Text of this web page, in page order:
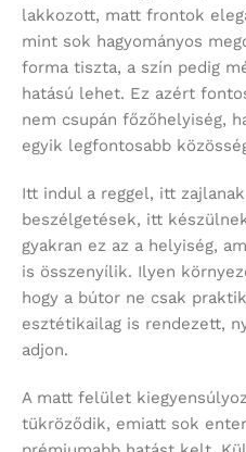
lakkozott, matt frontok
mint sok hagyományos
forma tiszta, a szín pedig
hatású lehet. Ez azért
nem csupán főzőhelyiség,
egyik legfontosabb
Itt indul a reggel, itt
beszélgetések, itt
gyakran ez az a helyiség,
is összenyílik. Ilyen
hogy a bútor ne csak
esztétikailag is rendezett,
adjon.
A matt felület
tükröződik, emiatt sok